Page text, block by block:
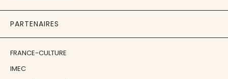
PARTENAIRES
FRANCE-CULTURE
IMEC